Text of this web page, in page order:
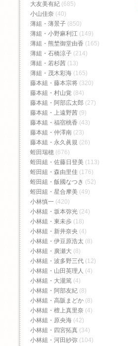
大友美有紀 (685)
小山佳奈 (40)
薄組・薄景子 (850)
薄組・小野麻利江 (149)
薄組・熊埜御堂由香 (165)
薄組・石橋涼子 (214)
薄組・若杉茜 (13)
薄組・茂木彩海 (165)
藤本組・藤本宗将 (320)
藤本組・村山覚 (84)
藤本組・阿部広太郎 (27)
藤本組・上遠野茜 (9)
藤本組・福宿桃香‬ (43)
藤本組・仲澤南 (23)
藤本組・永久眞規 (26)
蛭田瑞穂 (676)
蛭田組・佐藤日登美 (113)
蛭田組・森由里佳 (176)
蛭田組・飯國なつき (52)
蛭田組・星合摩美 (49)
小林慎一 (420)
小林組・坂本弥光 (24)
小林組・東未歩 (18)
小林組・新井奈央 (4)
小林組・伊豆原浩太 (8)
小林組・廣瀬大 (8)
小林組・波多野三代 (12)
小林組・山田英理人 (4)
小林組・大瀧篤 (4)
小林組・阿部友紀 (8)
小林組・高阪まどか (8)
小林組・檀上真里奈 (4)
小林組・原央海 (42)
小林組・四宮拓真 (34)
小林組・河田紗弥 (104)